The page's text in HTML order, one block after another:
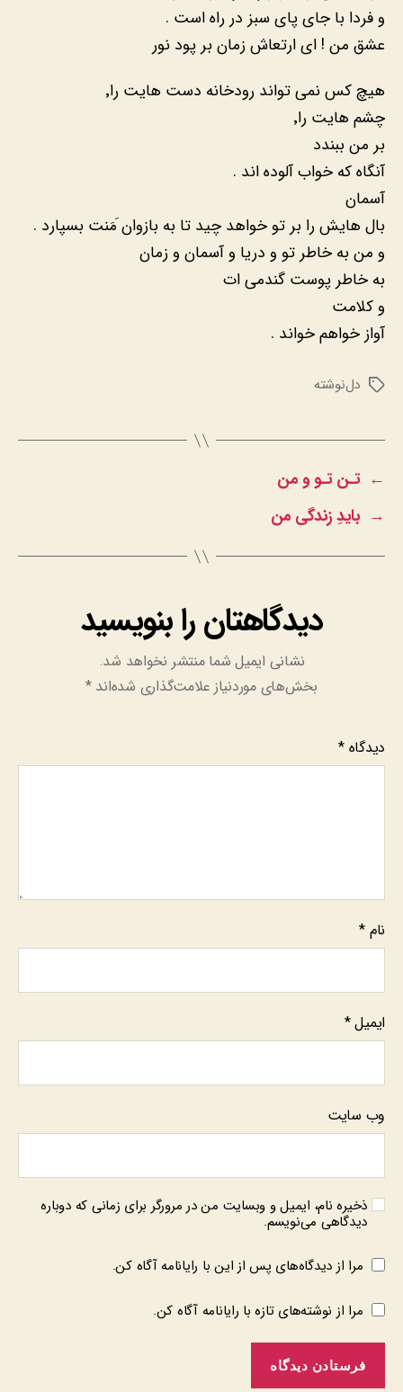
و فردا با جای پای سبز در راه است .
عشق من ! ای ارتعاش زمان بر پود نور
هیچ کس نمی تواند رودخانه دست هایت را٬
چشم هایت را٬
بر من ببندد
آنگاه که خواب آلوده اند .
آسمان
بال هایش را بر تو خواهد چید تا به بازوان َمَنت بسپارد .
و من به خاطر تو و دریا و آسمان و زمان
به خاطر پوست گندمی ات
و کلامت
آواز خواهم خواند .
برچسب‌ها
دل‌نوشته
← تـن تـو و من
→ بایدِ زندگی من
دیدگاهتان را بنویسید
نشانی ایمیل شما منتشر نخواهد شد.
بخش‌های موردنیاز علامت‌گذاری شده‌اند*
دیدگاه*
نام *
ایمیل*
وب‌ سایت
ذخیره نام، ایمیل و وبسایت من در مرورگر برای زمانی که دوباره
دیدگاهی می‌نویسم.
مرا از دیدگاه‌های پس از این با رایانامه آگاه کن.
مرا از نوشته‌های تازه با رایانامه آگاه کن.